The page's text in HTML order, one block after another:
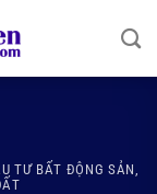
TƯ BẤT ĐỘNG SẢN